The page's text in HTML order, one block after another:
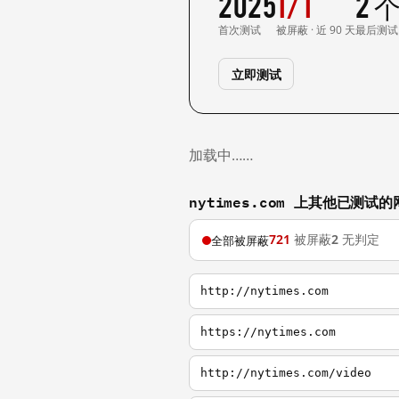
首次测试 被屏蔽 · 近 90 天最后测试
立即测试
加载中……
nytimes.com 上其他已测试的
全部被屏蔽721 被屏蔽2 无判定
http://nytimes.com
https://nytimes.com
http://nytimes.com/video